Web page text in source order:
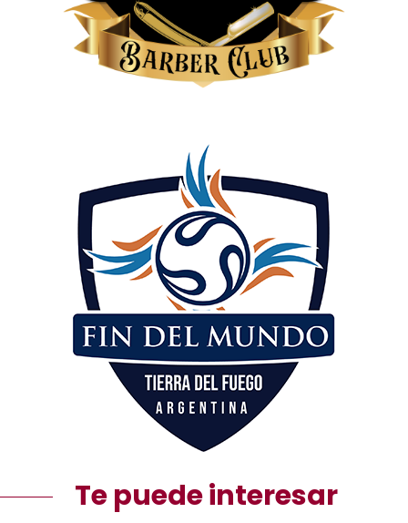
Te puede interesar